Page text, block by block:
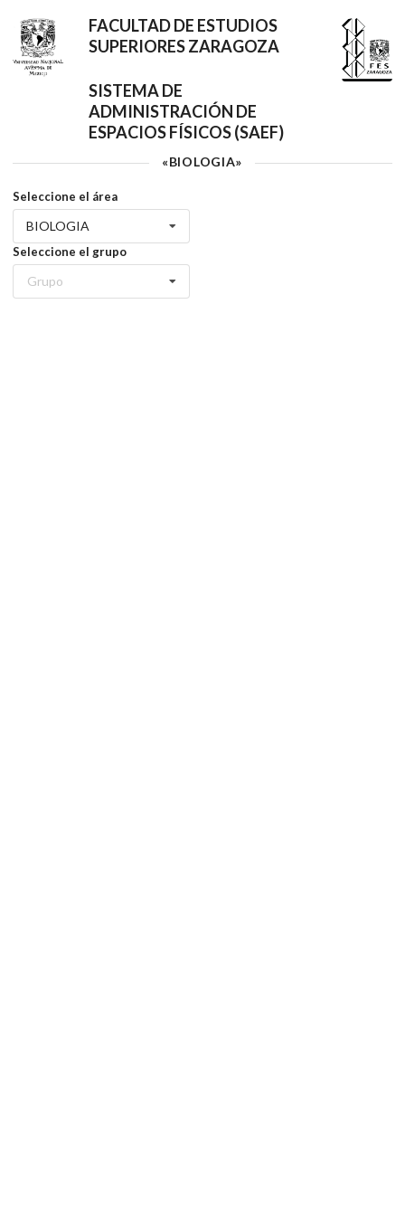
FACULTAD DE ESTUDIOS
SUPERIORES ZARAGOZA
SISTEMA DE
ADMINISTRACIÓN DE
ESPACIOS FÍSICOS (SAEF)
«BIOLOGIA»
Seleccione el área
BIOLOGIA
Seleccione el grupo
Grupo